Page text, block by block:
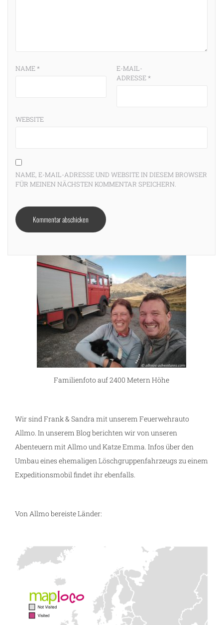
NAME*
E-MAIL-
ADRESSE*
WEBSITE
NAME, E-MAIL-ADRESSE UND WEBSITE IN DIESEM BROWSER
FÜR MEINEN NÄCHSTEN KOMMENTAR SPEICHERN.
Familienfoto auf 2400 Metern Höhe
Wir sind Frank & Sandra mit unserem Feuerwehrauto
Allmo. In unserem Blog berichten wir von unseren
Abenteuern mit Allmo und Katze Emma. Infos über den
Umbau eines ehemaligen Löschgruppenfahrzeugs zu einem
Expeditionsmobil findet ihr ebenfalls.
Von Allmo bereiste Länder: